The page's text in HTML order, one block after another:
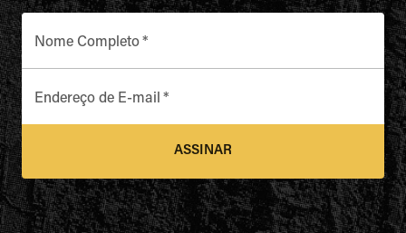
Nome Completo*
Endereço de E-mail *
ASSINAR